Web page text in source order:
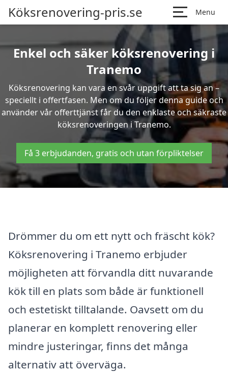
Köksrenovering-pris.se Menu
Enkel och säker köksrenovering i
Tranemo
Köksrenovering kan vara en svår uppgift att ta sig an –
speciellt i offertfasen. Men om du följer denna guide och
använder vår offerttjänst får du den enklaste och säkraste
köksrenoveringen i Tranemo.
Få 3 erbjudanden, gratis och utan förpliktelser
Drömmer du om ett nytt och fräscht kök?
Köksrenovering i Tranemo erbjuder
möjligheten att förvandla ditt nuvarande
kök till en plats som både är funktionell
och estetiskt tilltalande. Oavsett om du
planerar en komplett renovering eller
mindre justeringar, finns det många
alternativ att överväga.